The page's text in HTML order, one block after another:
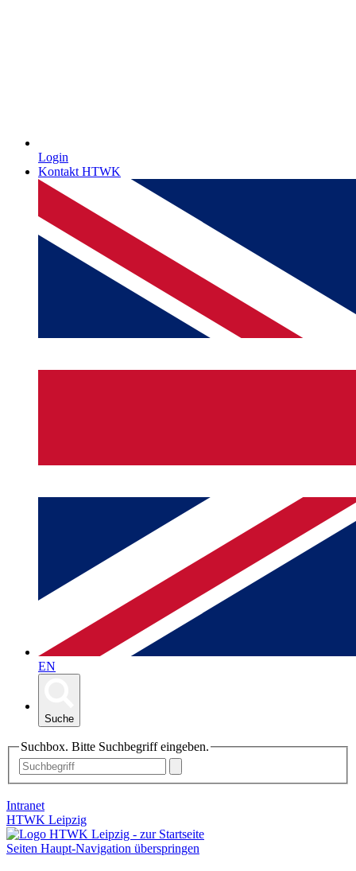
Login
Kontakt HTWK
EN
Suche
Suchbox. Bitte Suchbegriff eingeben.
Intranet
HTWK Leipzig
Seiten Haupt-Navigation überspringen